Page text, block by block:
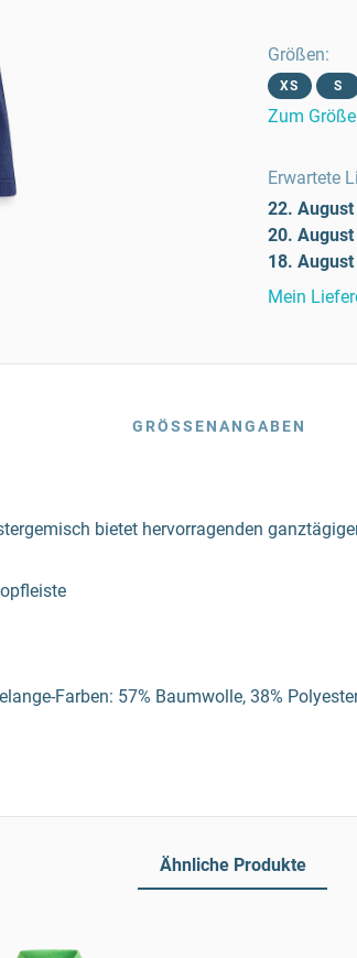
Größen:
XS S
Zum
Erwartete
22.
20.
18.
Mein
GRÖSSENANGABEN
bietet hervorragenden
Farben: 57% Baumwolle, 38%
Ähnliche Produkte